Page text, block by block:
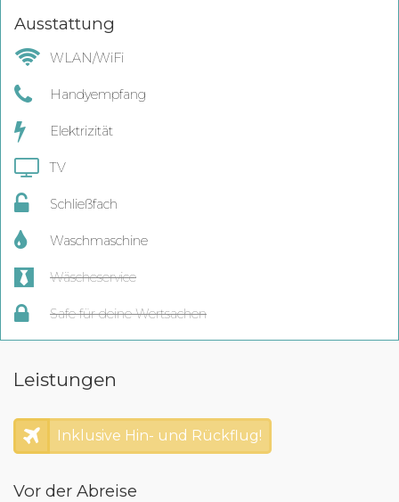
Ausstattung
WLAN/WiFi
Handyempfang
Elektrizität
TV
Schließfach
Waschmaschine
Wäscheservice
Safe für deine Wertsachen
Leistungen
Inklusive Hin- und Rückflug!
Vor der Abreise